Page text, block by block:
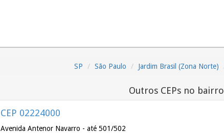
SP São Paulo Jardim Brasil (Zona Norte)
Outros CEPs no bairro
CEP 02224000
Avenida Antenor Navarro - até 501/502